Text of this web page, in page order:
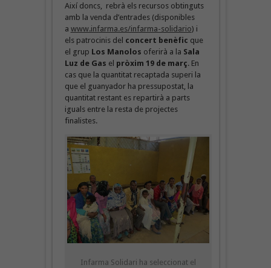
Així doncs, rebrà els recursos obtinguts
amb la venda d’entrades (disponibles
a www.infarma.es/infarma-solidario) i
els patrocinis del concert benèfic que
el grup Los Manolos oferirà a la Sala
Luz de Gas el pròxim 19 de març. En
cas que la quantitat recaptada superi la
que el guanyador ha pressupostat, la
quantitat restant es repartirà a parts
iguals entre la resta de projectes
finalistes.
Infarma Solidari ha seleccionat el